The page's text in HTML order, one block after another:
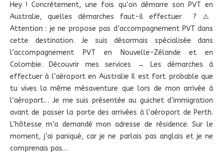
Hey ! Concrètement, une fois qu’on démarre son PVT en
Australie, quelles démarches faut-il effectuer ? ⚠️
Attention : je ne propose pas d’accompagnement PVT dans
cette destination. Je suis désormais spécialisée dans
l’accompagnement PVT en Nouvelle-Zélande et en
Colombie. Découvrir mes services → Les démarches à
effectuer à l’aéroport en Australie Il est fort probable que
tu vives la même mésaventure que lors de mon arrivée à
l’aéroport… Je me suis présentée au guichet d’immigration
avant de passer la porte des arrivées à l’aéroport de Perth.
L’hôtesse m’a demandé mon adresse de résidence. Sur le
moment, j’ai paniqué, car je ne parlais pas anglais et je ne
comprenais pas…